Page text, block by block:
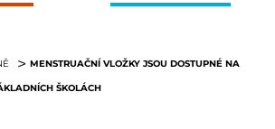
MENSTRUAČNÍ VLOŽKY JSOU DOSTUPNÉ NA
ŠKOLÁCH